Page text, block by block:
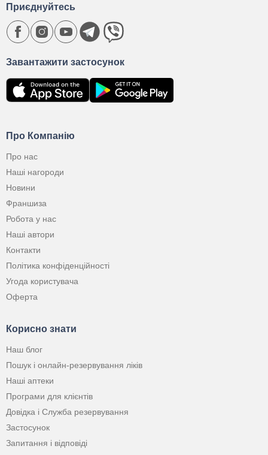
Про Компанію
Про нас
Наші нагороди
Новини
Франшиза
Робота у нас
Наші автори
Контакти
Політика конфіденційності
Угода користувача
Оферта
Корисно знати
Наш блог
Пошук і онлайн-резервування ліків
Наші аптеки
Програми для клієнтів
Довідка і Служба резервування
Застосунок
Запитання і відповіді
Завантажити застосунок
Приєднуйтесь